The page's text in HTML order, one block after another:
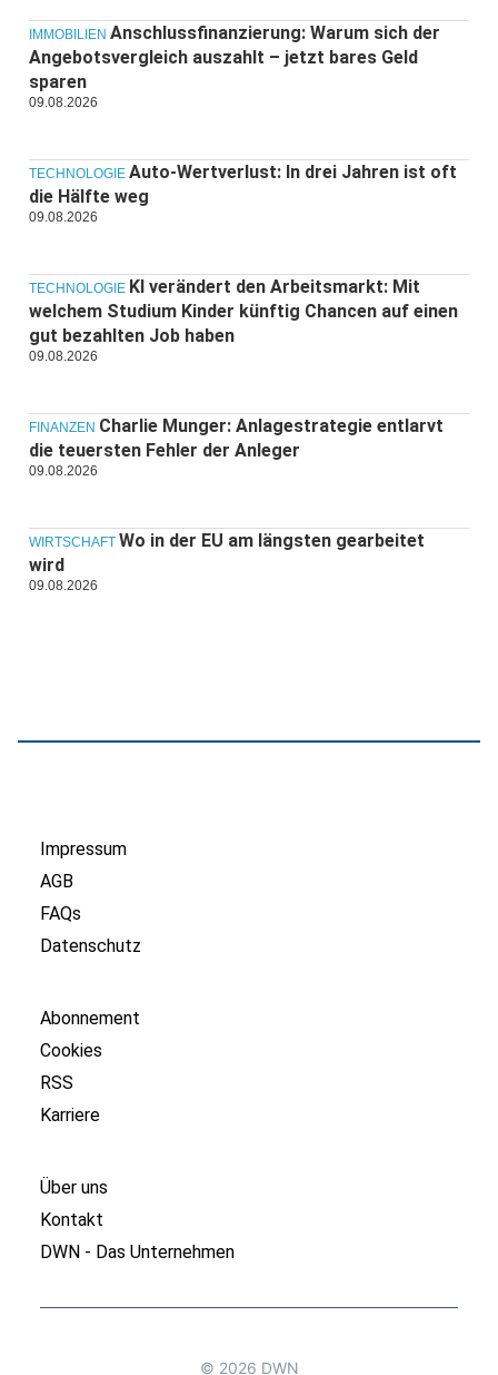
IMMOBILIEN Anschlussfinanzierung: Warum sich der
Angebotsvergleich auszahlt – jetzt bares Geld
sparen
09.08.2026
TECHNOLOGIE Auto-Wertverlust: In drei Jahren ist oft
die Hälfte weg
09.08.2026
TECHNOLOGIE KI verändert den Arbeitsmarkt: Mit
welchem Studium Kinder künftig Chancen auf einen
gut bezahlten Job haben
09.08.2026
FINANZEN Charlie Munger: Anlagestrategie entlarvt
die teuersten Fehler der Anleger
09.08.2026
WIRTSCHAFT Wo in der EU am längsten gearbeitet
wird
09.08.2026
Impressum
AGB
FAQs
Datenschutz
Abonnement
Cookies
RSS
Karriere
Über uns
Kontakt
DWN - Das Unternehmen
© 2026 DWN